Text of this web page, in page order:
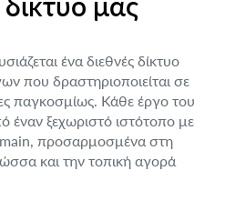
ένα διεθνές δίκτυο
που δραστηριοποιείται σε
παγκοσμίως. Κάθε έργο του
έναν ξεχωριστό ιστότοπο με
προσαρμοσμένα στη
και την τοπική αγορά